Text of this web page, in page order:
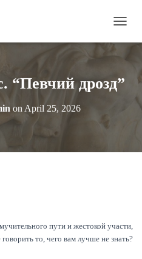
O
L
“Певчий дрозд”
on April 25, 2026
пути и жестокой участи,
то, чего вам лучше не знать?